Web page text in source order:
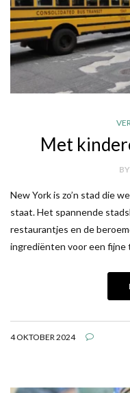
Met
BY
New York is zo’n stad die
staat. Het spannende
restaurantjes en de
ingrediënten voor een fijne
4 OKTOBER 2024